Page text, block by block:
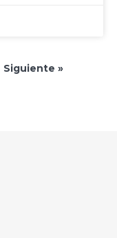
Siguiente »